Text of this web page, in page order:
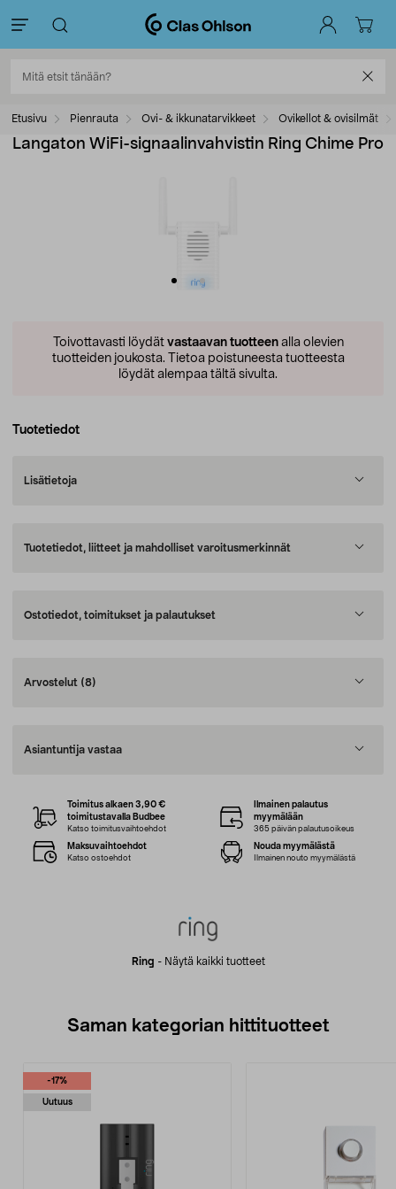
Etusivu Pienrauta Ovi- & ikkunatarvikkeet Ovikellot & ovisilmät
Langaton WiFi-signaalinvahvistin Ring Chime Pro
Toivottavasti löydät vastaavan tuotteenalla olevien
tuotteiden joukosta. Tietoa poistuneesta tuotteesta
löydät alempaa tältä sivulta.
Tuotetiedot
Lisätietoja
Tuotetiedot, liitteet ja mahdolliset varoitusmerkinnät
Ostotiedot, toimitukset ja palautukset
Arvostelut (8)
Asiantuntija vastaa
Ring - Näytä kaikki tuotteet
Toimitus alkaen 3,90 €
toimitustavalla Budbee
Katso toimitusvaihtoehdot
Ilmainen palautus
myymälään
365 päivän palautusoikeus
Maksuvaihtoehdot
Katso ostoehdot
Nouda myymälästä
Ilmainen nouto myymälästä
Saman kategorian hittituotteet
-17%
Uutuus